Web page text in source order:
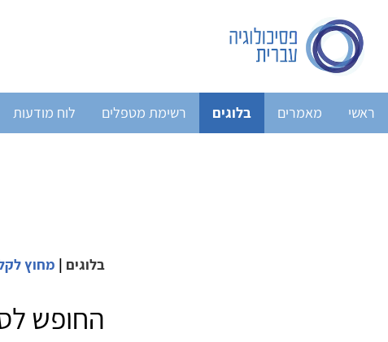
ראשי מאמרים בלוגים רשימת מטפלים לוח מודעות
בלוגים | מחוץ
החופש